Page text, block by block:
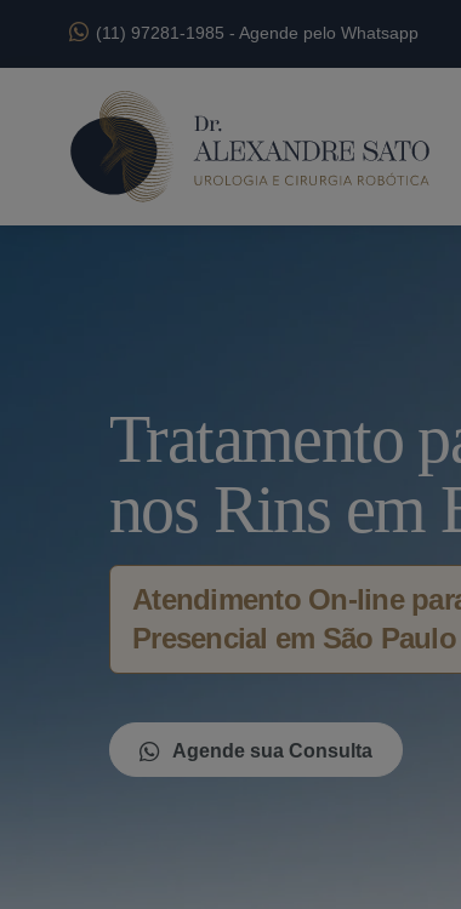
(11) 97281-1985 - Agende pelo Whatsapp
Tratamento
nos Rins em
Atendimento On-line
Presencial em São Paulo
Agende sua Consulta